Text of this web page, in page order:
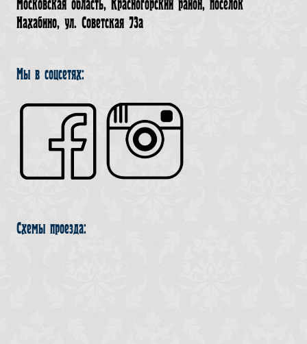
Московская область, Красногорский район, посёлок
Нахабино, ул. Советская 73а
Мы в соцсетях:
Схемы проезда: